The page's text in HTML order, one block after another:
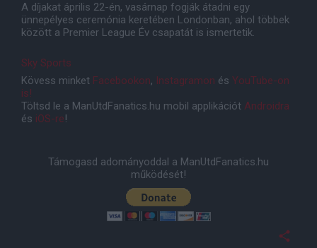
A díjakat április 22-én, vasárnap fogják átadni egy
ünnepélyes ceremónia keretében Londonban, ahol többek
között a Premier League Év csapatát is ismertetik.
Sky Sports
Kövess minket Facebookon, Instagramon és YouTube-on
is!
Töltsd le a ManUtdFanatics.hu mobil applikációt Androidra
és iOS-re!
Támogasd adományoddal a ManUtdFanatics.hu
működését!